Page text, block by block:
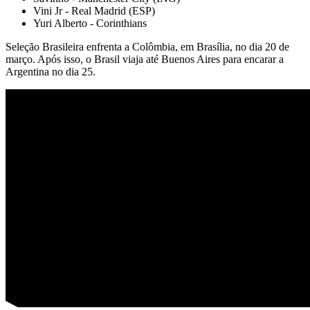
Vini Jr - Real Madrid (ESP)
Yuri Alberto - Corinthians
Seleção Brasileira enfrenta a Colômbia, em Brasília, no dia 20 de
março. Após isso, o Brasil viaja até Buenos Aires para encarar a
Argentina no dia 25.